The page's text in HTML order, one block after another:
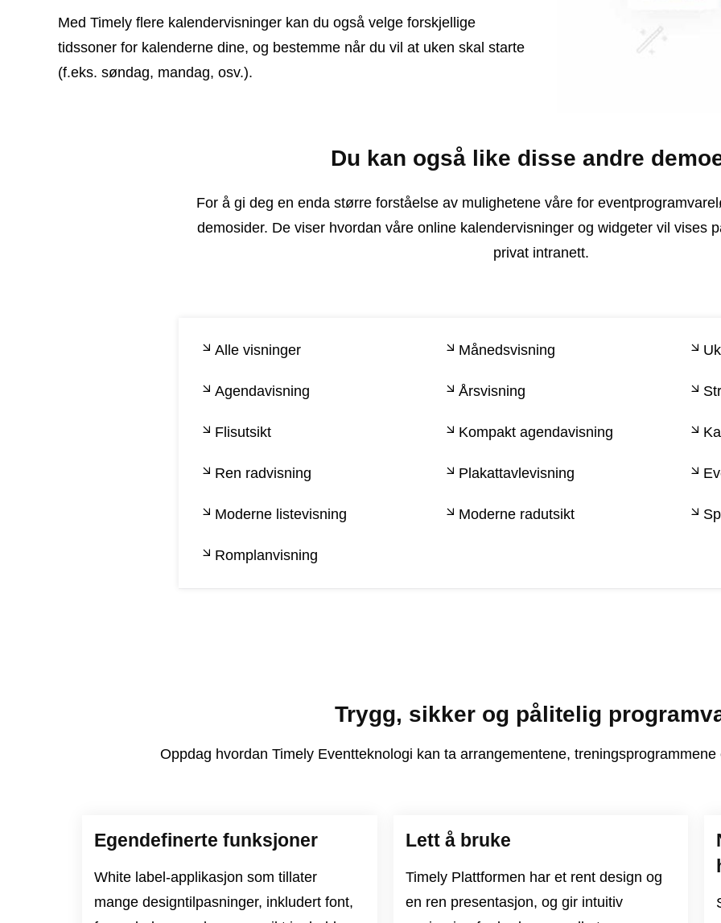
Med Timely flere kalendervisninger kan du også velge forskjellige
tidssoner for kalenderne dine, og bestemme når du vil at uken skal starte
(f.eks. søndag, mandag, osv.).
Du kan også like disse andre
For å gi deg en enda større forståelse av mulighetene våre for
demosider. De viser hvordan våre online kalendervisninger og widgeter vil vises
privat intranett.
Alle visninger Månedsvisning
Agendavisning Årsvisning
Flisutsikt Kompakt agendavisning
Ren radvisning Plakattavlevisning
Moderne listevisning Moderne radutsikt
Romplanvisning
Trygg, sikker og pålitelig
Oppdag hvordan Timely Eventteknologi kan ta arrangementene,
Egendefinerte funksjoner
White label-applikasjon som tillater
mange designtilpasninger, inkludert font,
Lett å bruke
Timely Plattformen har et rent design og
en ren presentasjon, og gir intuitiv